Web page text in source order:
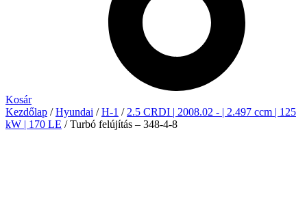
Kosár
Kezdőlap /Hyundai /H-1 / 2.5 CRDI | 2008.02 - | 2.497 ccm | 125
kW | 170 LE / Turbó felújítás – 348-4-8